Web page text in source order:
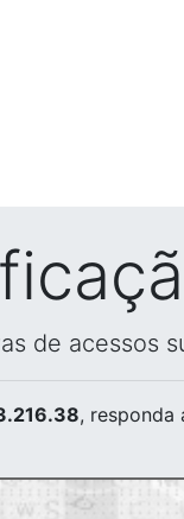
de acessos
, responda